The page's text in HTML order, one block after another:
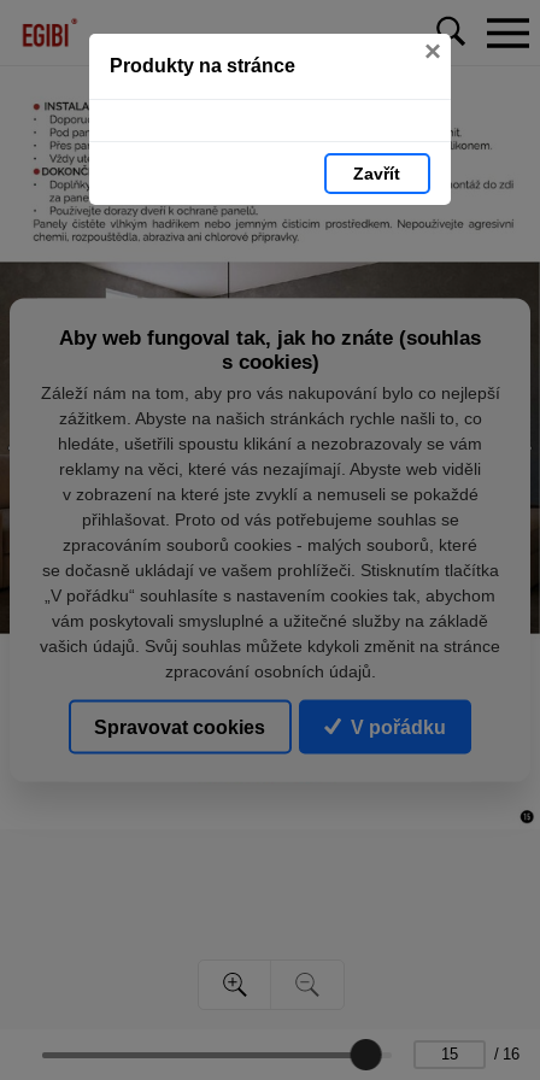
Produkty na stránce ×
Zavřít
/ 16
Aby web fungoval tak, jak ho znáte (souhlas
s cookies)
Záleží nám na tom, aby pro vás nakupování bylo co nejlepší
zážitkem. Abyste na našich stránkách rychle našli to, co
hledáte, ušetřili spoustu klikání a nezobrazovaly se vám
reklamy na věci, které vás nezajímají. Abyste web viděli
v zobrazení na které jste zvyklí a nemuseli se pokaždé
přihlašovat. Proto od vás potřebujeme souhlas se
zpracováním souborů cookies - malých souborů, které
se dočasně ukládají ve vašem prohlížeči. Stisknutím tlačítka
„V pořádku“ souhlasíte s nastavením cookies tak, abychom
vám poskytovali smysluplné a užitečné služby na základě
vašich údajů. Svůj souhlas můžete kdykoli změnit na stránce
zpracování osobních údajů.
Spravovat cookies V pořádku